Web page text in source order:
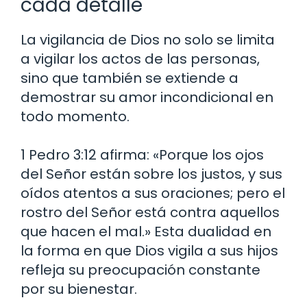
La vigilancia de Dios no solo se limita
a vigilar los actos de las personas,
sino que también se extiende a
demostrar su amor incondicional en
todo momento.
1 Pedro 3:12 afirma: «Porque los ojos
del Señor están sobre los justos, y sus
oídos atentos a sus oraciones; pero el
rostro del Señor está contra aquellos
que hacen el mal.» Esta dualidad en
la forma en que Dios vigila a sus hijos
refleja su preocupación constante
por su bienestar.